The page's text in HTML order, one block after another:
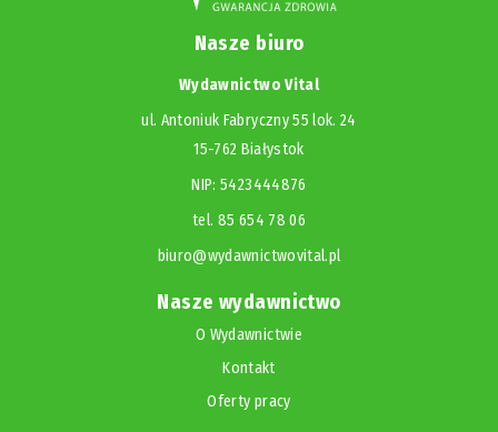
Nasze biuro
Wydawnictwo Vital
ul. Antoniuk Fabryczny 55 lok. 24
15-762 Białystok
NIP: 5423444876
tel. 85 654 78 06
biuro@wydawnictwovital.pl
Nasze wydawnictwo
O Wydawnictwie
Kontakt
Oferty pracy